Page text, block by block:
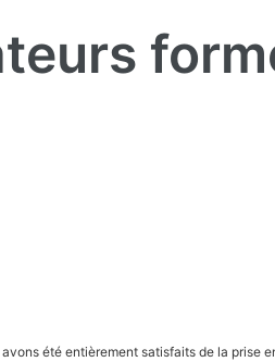
avons été entièrement satisfaits de la prise